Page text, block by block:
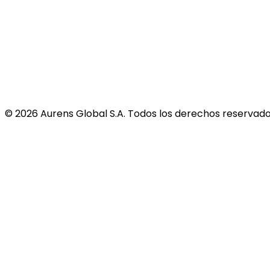
©2026Aurens Global S.A. Todos los derechos